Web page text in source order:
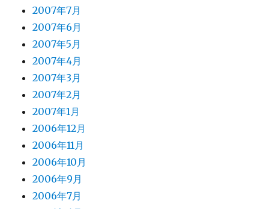
2007年7月
2007年6月
2007年5月
2007年4月
2007年3月
2007年2月
2007年1月
2006年12月
2006年11月
2006年10月
2006年9月
2006年7月